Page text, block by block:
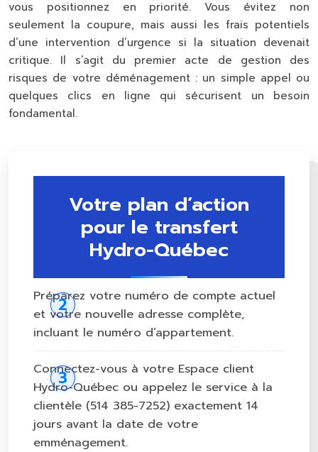
vous positionnez en priorité. Vous évitez non
seulement la coupure, mais aussi les frais potentiels
d’une intervention d’urgence si la situation devenait
critique. Il s’agit du premier acte de gestion des
risques de votre déménagement : un simple appel ou
quelques clics en ligne qui sécurisent un besoin
fondamental.
Votre plan d’action
pour le transfert
Hydro-Québec
Préparez votre numéro de compte actuel
et votre nouvelle adresse complète,
incluant le numéro d’appartement.
Connectez-vous à votre Espace client
Hydro-Québec ou appelez le service à la
clientèle (514 385-7252) exactement 14
jours avant la date de votre
emménagement.